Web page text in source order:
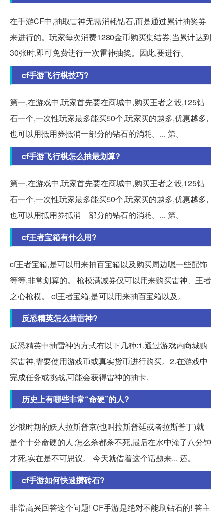
在手游CF中,抽取雷神无需消耗钻石,而是通过累计抽奖券
来进行的。玩家每次消费1280金币购买集结券,当累计达到
30张时,即可免费进行一次雷神抽奖。因此,要进行。
cf手游飞行棋技巧?
第一,在游戏中,玩家首先要在商城中,购买王者之骰,125钻
石一个,一次性玩家最多能买50个,玩家买的越多,优惠越多,
也可以用抵用券抵消一部分的钻石的消耗。... 第。
cf手游飞行棋怎么抽最划算?
第一,在游戏中,玩家首先要在商城中,购买王者之骰,125钻
石一个,一次性玩家最多能买50个,玩家买的越多,优惠越多,
也可以用抵用券抵消一部分的钻石的消耗。... 第。
cf王者宝箱有什么用?
cf王者宝箱,是可以用来抽百宝箱以及购买周边嗯一些配饰
等等,非常划算的。 枪模满减券仅可以用来购买雷神、王者
之心枪模。 cf王者宝箱,是可以用来抽百宝箱以及。
反恐精英怎么抽雷神?
反恐精英中抽雷神的方式有以下几种:1.通过游戏内商城购
买雷神,需要使用游戏币或真实货币进行购买。2.在游戏中
完成任务或挑战,可能会获得雷神的抽卡。
历史上有哪些非常“命硬”的人?
沙俄时期的妖人拉斯普京(也叫拉斯普廷或者拉斯普丁)就
是个十分命硬的人,怎么杀都杀不死,最后在水中淹了八分钟
才死,实在是不可思议。 今天就借着这个话题来... 还。
cf手游如何快速攒砖石?
非常高兴回答这个问题! CF手游是绝对不能刷钻石的! 答主